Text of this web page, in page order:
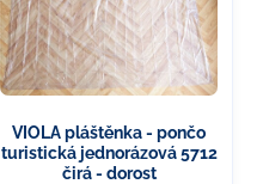
VIOLA pláštěnka - pončo
turistická jednorázová 5712
čirá - dorost